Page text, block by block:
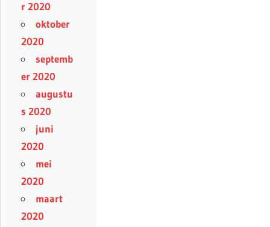
r 2020
oktober
2020
septemb
er 2020
augustu
s 2020
juni
2020
mei
2020
maart
2020